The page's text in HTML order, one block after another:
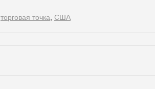
торговая точка США